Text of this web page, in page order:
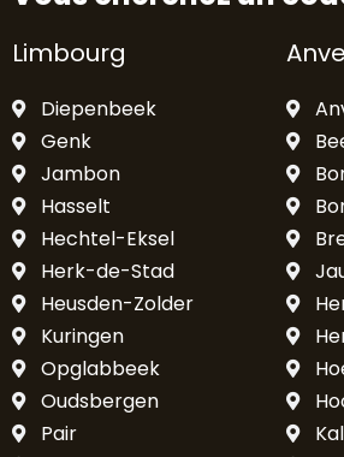
Limbourg
Diepenbeek
Genk
Jambon
Hasselt
Hechtel-Eksel
Herk-de-Stad
Heusden-Zolder
Kuringen
Opglabbeek
Oudsbergen
Pair